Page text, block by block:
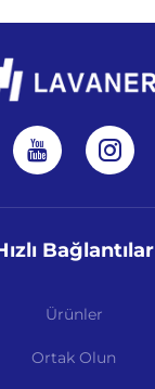
Bağlantılar
Ürünler
Ortak Olun